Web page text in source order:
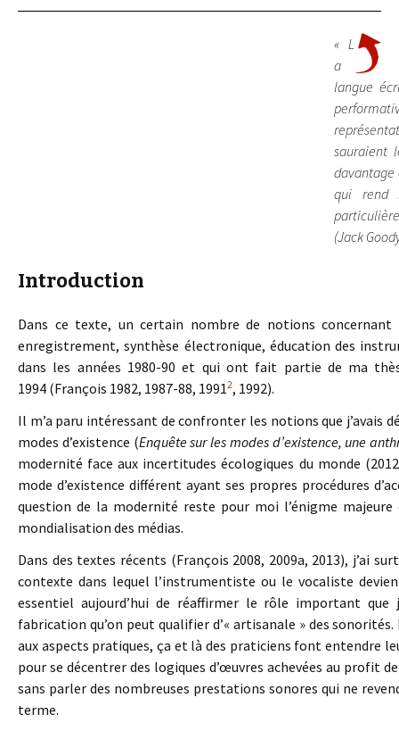
« L
a
langue
sauraient
davantage
qui rend
(Jack
Introduction
Dans ce texte, un certain nombre de notions
enregistrement, synthèse électronique, éducation des
dans les années 1980-90 et qui ont fait partie de ma
1994 (François 1982, 1987-88, 19912, 1992).
Il m’a paru intéressant de confronter les notions que j’avais
modes d’existence (Enquête sur les modes d’existence, une
modernité face aux incertitudes écologiques du monde
mode d’existence différent ayant ses propres procédures
question de la modernité reste pour moi l’énigme
mondialisation des médias.
Dans des textes récents (François 2008, 2009a, 2013), j’ai
contexte dans lequel l’instrumentiste ou le vocaliste
essentiel aujourd’hui de réaffirmer le rôle important
fabrication qu’on peut qualifier d’« artisanale » des
aux aspects pratiques, ça et là des praticiens font entendre
pour se décentrer des logiques d’œuvres achevées au profit
sans parler des nombreuses prestations sonores qui ne
terme.